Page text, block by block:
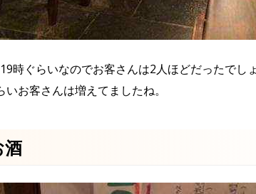
時ぐらいなのでお客さんは2人ほどだったでし
いお客さんは増えてましたね。
酒